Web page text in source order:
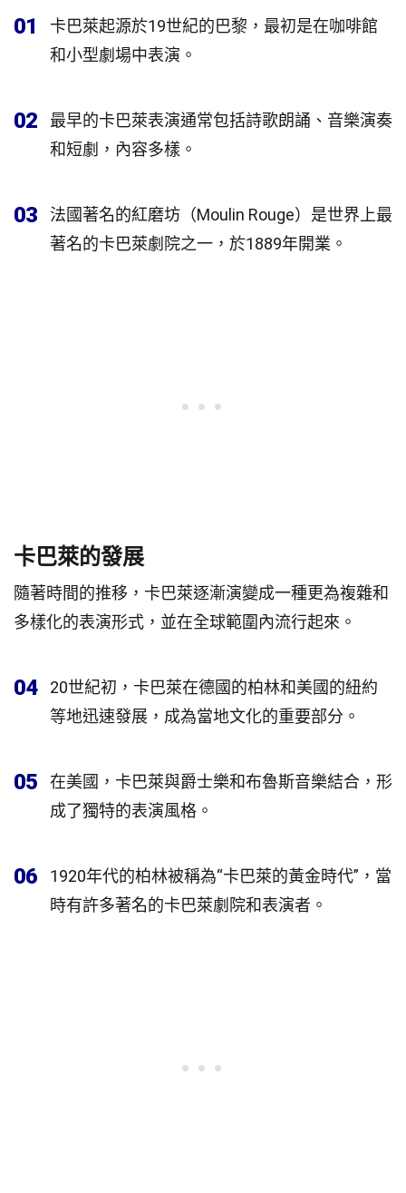
01
卡巴萊起源於19世紀的巴黎，最初是在咖啡館
和小型劇場中表演。
02
最早的卡巴萊表演通常包括詩歌朗誦、音樂演奏
和短劇，內容多樣。
03
法國著名的紅磨坊（Moulin Rouge）是世界上最
著名的卡巴萊劇院之一，於1889年開業。
卡巴萊的發展
隨著時間的推移，卡巴萊逐漸演變成一種更為複雜和
多樣化的表演形式，並在全球範圍內流行起來。
04
20世紀初，卡巴萊在德國的柏林和美國的紐約
等地迅速發展，成為當地文化的重要部分。
05
在美國，卡巴萊與爵士樂和布魯斯音樂結合，形
成了獨特的表演風格。
06
1920年代的柏林被稱為“卡巴萊的黃金時代”，當
時有許多著名的卡巴萊劇院和表演者。